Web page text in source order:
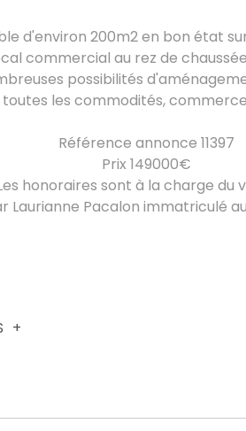
d'environ 200m2 en bon état
commercial au rez de
possibilités
les commodités,
Référence annonce 11397
Prix 149000€
honoraires sont à la charge du
Laurianne Pacalon immatriculé
+